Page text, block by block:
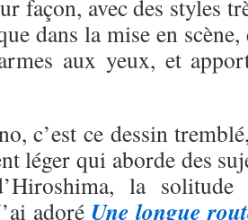
façon, avec des styles
dans la mise en
aux yeux, et
c’est ce dessin
léger qui aborde des
la
adoré Une longue